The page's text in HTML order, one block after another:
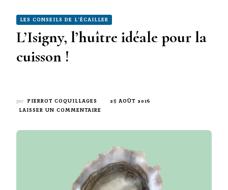
LES CONSEILS DE L'ÉCAILLER
L’Isigny, l’huître idéale pour la
cuisson !
par PIERROT COQUILLAGES
25 AOÛT 2016
LAISSER UN COMMENTAIRE
POUR
LA
CUISSON
!